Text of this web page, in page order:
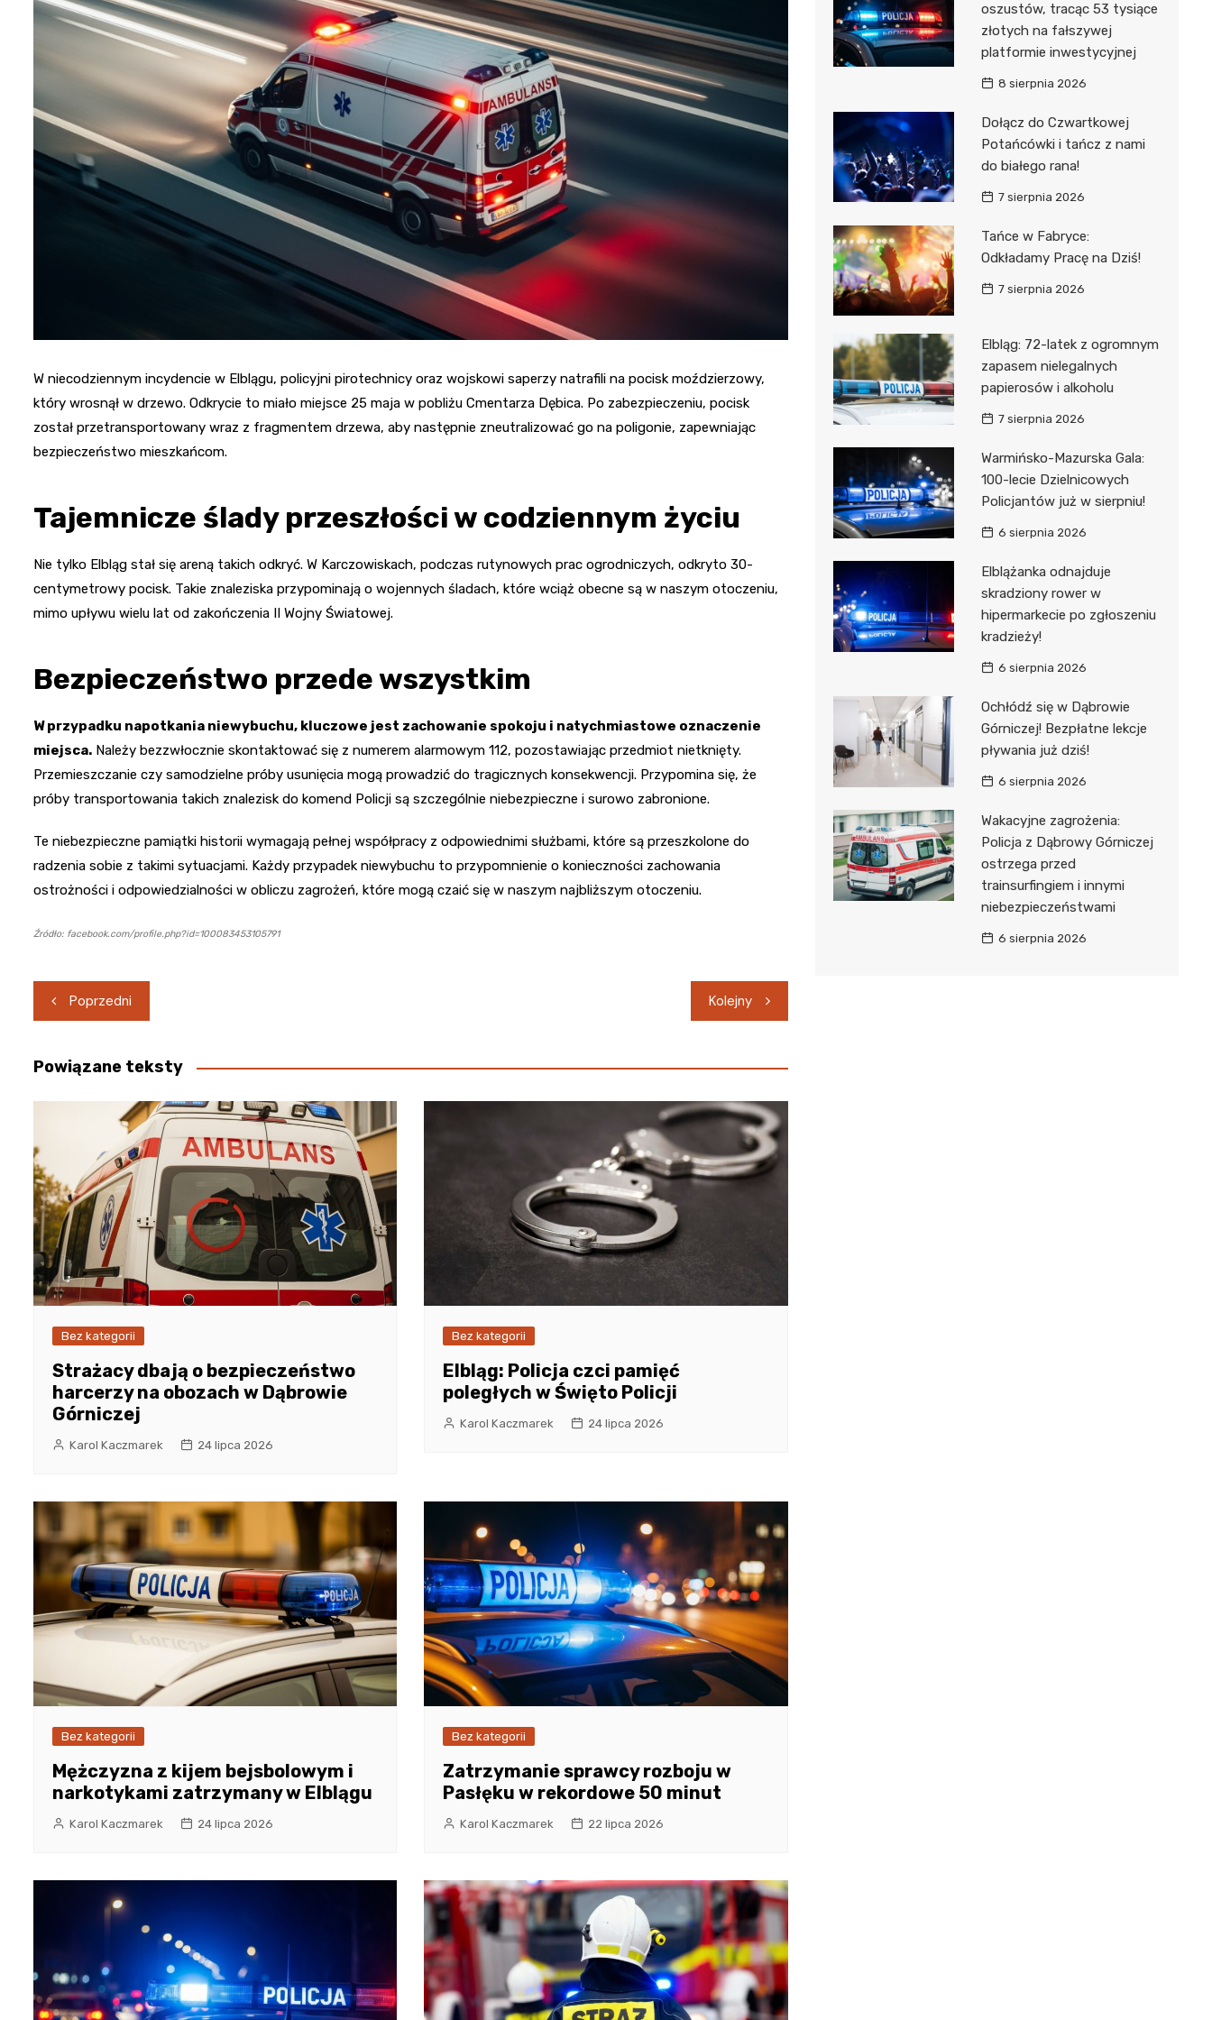
Poczta
Kino
Księgarnia
W niecodziennym incydencie w Elblągu, policyjni pirotechnicy oraz wojskowi saperzy natrafili na pocisk moździerzowy,
który wrosnął w drzewo. Odkrycie to miało miejsce 25 maja w pobliżu Cmentarza Dębica. Po zabezpieczeniu, pocisk
został przetransportowany wraz z fragmentem drzewa, aby następnie zneutralizować go na poligonie, zapewniając
bezpieczeństwo mieszkańcom.
Tajemnicze ślady przeszłości w codziennym życiu
Nie tylko Elbląg stał się areną takich odkryć. W Karczowiskach, podczas rutynowych prac ogrodniczych, odkryto 30-
centymetrowy pocisk. Takie znaleziska przypominają o wojennych śladach, które wciąż obecne są w naszym otoczeniu,
mimo upływu wielu lat od zakończenia II Wojny Światowej.
Bezpieczeństwo przede wszystkim
W przypadku napotkania niewybuchu, kluczowe jest zachowanie spokoju i natychmiastowe oznaczenie
miejsca. Należy bezzwłocznie skontaktować się z numerem alarmowym 112, pozostawiając przedmiot nietknięty.
Przemieszczanie czy samodzielne próby usunięcia mogą prowadzić do tragicznych konsekwencji. Przypomina się, że
próby transportowania takich znalezisk do komend Policji są szczególnie niebezpieczne i surowo zabronione.
Te niebezpieczne pamiątki historii wymagają pełnej współpracy z odpowiednimi służbami, które są przeszkolone do
radzenia sobie z takimi sytuacjami. Każdy przypadek niewybuchu to przypomnienie o konieczności zachowania
ostrożności i odpowiedzialności w obliczu zagrożeń, które mogą czaić się w naszym najbliższym otoczeniu.
Źródło: facebook.com/profile.php?id=100083453105791
Nawigacja
wpisu
Poprzedni Kolejny
Powiązane teksty
Bez kategorii
Strażacy dbają o bezpieczeństwo
harcerzy na obozach w Dąbrowie
Górniczej
Karol Kaczmarek 24 lipca 2026
Bez kategorii
Elbląg: Policja czci pamięć
poległych w Święto Policji
Karol Kaczmarek 24 lipca 2026
Bez kategorii
Mężczyzna z kijem bejsbolowym i
narkotykami zatrzymany w Elblągu
Karol Kaczmarek 24 lipca 2026
Bez kategorii
Zatrzymanie sprawcy rozboju w
Pasłęku w rekordowe 50 minut
Karol Kaczmarek 22 lipca 2026
oszustów, tracąc 53 tysiące
złotych na fałszywej
platformie inwestycyjnej
8 sierpnia 2026
Dołącz do Czwartkowej
Potańcówki i tańcz z nami
do białego rana!
7 sierpnia 2026
Tańce w Fabryce:
Odkładamy Pracę na Dziś!
7 sierpnia 2026
Elbląg: 72-latek z ogromnym
zapasem nielegalnych
papierosów i alkoholu
7 sierpnia 2026
Warmińsko-Mazurska Gala:
100-lecie Dzielnicowych
Policjantów już w sierpniu!
6 sierpnia 2026
Elblążanka odnajduje
skradziony rower w
hipermarkecie po zgłoszeniu
kradzieży!
6 sierpnia 2026
Ochłódź się w Dąbrowie
Górniczej! Bezpłatne lekcje
pływania już dziś!
6 sierpnia 2026
Wakacyjne zagrożenia:
Policja z Dąbrowy Górniczej
ostrzega przed
trainsurfingiem i innymi
niebezpieczeństwami
6 sierpnia 2026